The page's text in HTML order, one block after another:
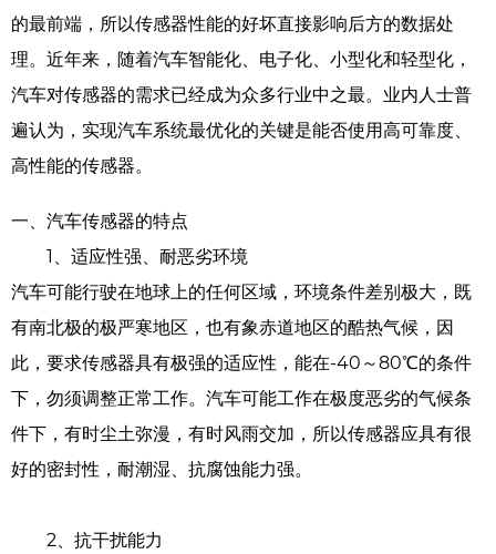
的最前端，所以传感器性能的好坏直接影响后方的数据处
理。近年来，随着汽车智能化、电子化、小型化和轻型化，
汽车对传感器的需求已经成为众多行业中之最。业内人士普
遍认为，实现汽车系统最优化的关键是能否使用高可靠度、
高性能的传感器。
一、汽车传感器的特点
1、适应性强、耐恶劣环境
汽车可能行驶在地球上的任何区域，环境条件差别极大，既
有南北极的极严寒地区，也有象赤道地区的酷热气候，因
此，要求传感器具有极强的适应性，能在-40～80℃的条件
下，勿须调整正常工作。汽车可能工作在极度恶劣的气候条
件下，有时尘土弥漫，有时风雨交加，所以传感器应具有很
好的密封性，耐潮湿、抗腐蚀能力强。
2、抗干扰能力